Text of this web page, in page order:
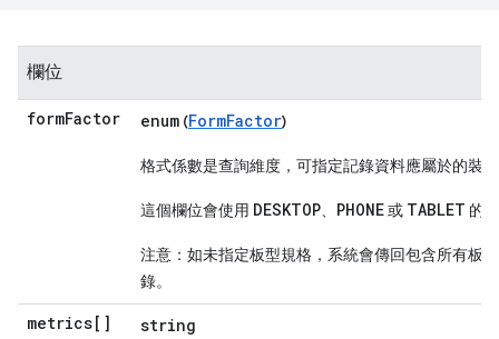
欄位
formFactor enum (FormFactor)
格式係數是查詢維度，可指定記錄資料應屬於的裝
這個欄位會使用 DESKTOP、 PHONE或 TABLET 的
注意：如未指定板型規格，系統會傳回包含所有板
錄。
metrics[] string